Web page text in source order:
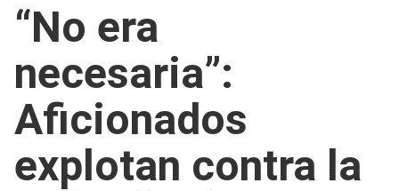
“No era
necesaria”:
Aficionados
explotan contra la